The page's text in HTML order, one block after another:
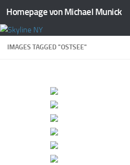
Zum Inhalt springen
Homepage von Michael Munick
IMAGES TAGGED "OSTSEE"